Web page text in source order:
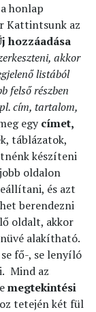
honlap
Kattintsunk az
hozzáadása
akkor
listából
felső részben
cím, tartalom,
egycímet,
táblázatok,
készíteni
oldalon
és azt
berendezni
oldalt, akkor
alakítható.
fő-, se lenyíló
Mind az
megtekintési
tetején két fül